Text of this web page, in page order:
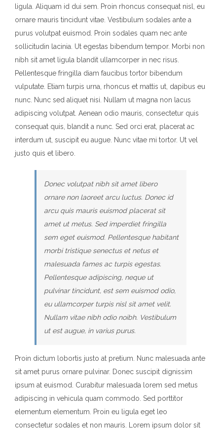
ligula. Aliquam id dui sem. Proin rhoncus consequat nisl, eu
ornare mauris tincidunt vitae. Vestibulum sodales ante a
purus volutpat euismod. Proin sodales quam nec ante
sollicitudin lacinia. Ut egestas bibendum tempor. Morbi non
nibh sit amet ligula blandit ullamcorper in nec risus.
Pellentesque fringilla diam faucibus tortor bibendum
vulputate. Etiam turpis urna, rhoncus et mattis ut, dapibus eu
nunc. Nunc sed aliquet nisi. Nullam ut magna non lacus
adipiscing volutpat. Aenean odio mauris, consectetur quis
consequat quis, blandit a nunc. Sed orci erat, placerat ac
interdum ut, suscipit eu augue. Nunc vitae mi tortor. Ut vel
justo quis et libero.
Donec volutpat nibh sit amet libero
ornare non laoreet arcu luctus. Donec id
arcu quis mauris euismod placerat sit
amet ut metus. Sed imperdiet fringilla
sem eget euismod. Pellentesque habitant
morbi tristique senectus et netus et
malesuada fames ac turpis egestas.
Pellentesque adipiscing, neque ut
pulvinar tincidunt, est sem euismod odio,
eu ullamcorper turpis nisl sit amet velit.
Nullam vitae nibh odio noibh. Vestibulum
ut est augue, in varius purus.
Proin dictum lobortis justo at pretium. Nunc malesuada ante
sit amet purus ornare pulvinar. Donec suscipit dignissim
ipsum at euismod. Curabitur malesuada lorem sed metus
adipiscing in vehicula quam commodo. Sed porttitor
elementum elementum. Proin eu ligula eget leo
consectetur sodales et non mauris. Lorem ipsum dolor sit